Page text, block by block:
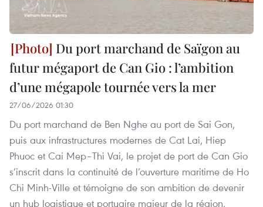
Du port marchand de Saïgon au
futur mégaport de Can Gio : l’ambition
d’une mégapole tournée vers la mer
27/06/2026 01:30
Du port marchand de Ben Nghe au port de Sai Gon,
puis aux infrastructures modernes de Cat Lai, Hiep
Phuoc et Cai Mep–Thi Vai, le projet de port de Can Gio
s’inscrit dans la continuité de l’ouverture maritime de Ho
Chi Minh-Ville et témoigne de son ambition de devenir
un hub logistique et portuaire majeur de la région.